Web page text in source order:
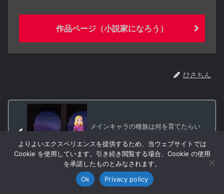
作品ページ（小説家になろう）
ひさちん
メインキャラの種族は何を育てたらい
い？ ～初心者・復帰者の金稼ぎ＆やっ
といた方がいいこと【第２回】
SNSシェア
よりよいエクスペリエンスを提供するため、当ウェブサイトでは
Cookie を使用しています。引き続き閲覧する場合、Cookie の使用
を承諾したものとみなされます。
Ok
Privacy policy